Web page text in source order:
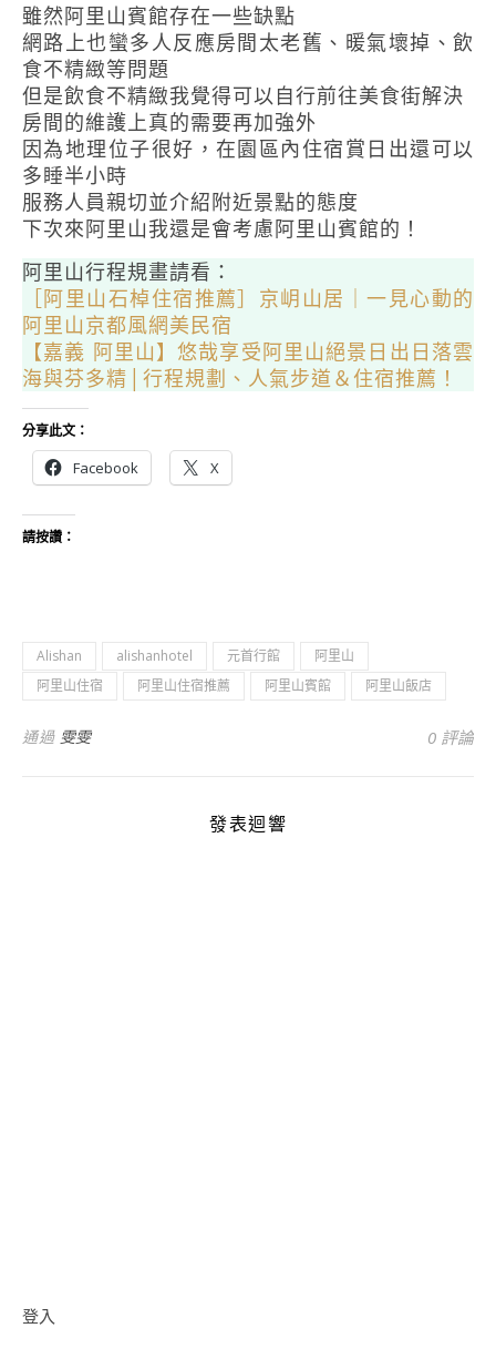
雖然阿里山賓館存在一些缺點
網路上也蠻多人反應房間太老舊、暖氣壞掉、飲
食不精緻等問題
但是飲食不精緻我覺得可以自行前往美食街解決
房間的維護上真的需要再加強外
因為地理位子很好，在園區內住宿賞日出還可以
多睡半小時
服務人員親切並介紹附近景點的態度
下次來阿里山我還是會考慮阿里山賓館的！
阿里山行程規畫請看：
［阿里山石棹住宿推薦］京岄山居｜一見心動的
阿里山京都風網美民宿
【嘉義 阿里山】悠哉享受阿里山絕景日出日落雲
海與芬多精│行程規劃、人氣步道＆住宿推薦！
分享此文：
Facebook X
請按讚：
Alishan alishanhotel 元首行館
阿里山
阿里山住宿
阿里山住宿推薦 阿里山賓館 阿里山飯店
通過 雯雯 0 評論
發表迴響
登入